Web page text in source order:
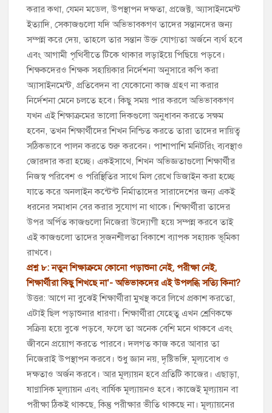
করার কথা, যেমন মডেল, উপস্থাপন দক্ষতা, প্রজেক্ট, অ্যাসাইনমেন্ট
ইত্যাদি, সেকাজগুলো যদি অভিভাবকগণ তাদের সন্তানদের জন্য
সম্পন্ন করে দেয়, তাহলে তার সন্তান উক্ত যোগ্যতা অর্জনে ব্যর্থ হবে
এবং আগামী পৃথিবীতে টিকে থাকার লড়াইয়ে পিছিয়ে পড়বে।
শিক্ষকদেরও শিক্ষক সহায়িকার নির্দেশনা অনুসারে কপি করা
অ্যাসাইনমেন্ট, প্রতিবেদন বা যেকোনো কাজ গ্রহণ না করার
নির্দেশনা মেনে চলতে হবে। কিছু সময় পার করলে অভিভাবকগণ
যখন এই শিক্ষাক্রমের ভালো দিকগুলো অনুধাবন করতে সক্ষম
হবেন, তখন শিক্ষার্থীদের শিখন নিশ্চিত করতে তারা তাদের দায়িত্ব
সঠিকভাবে পালন করতে শুরু করবেন। পাশাপাশি মনিটরিং ব্যবস্থাও
জোরদার করা হচ্ছে। একইসাথে, শিখন অভিজ্ঞতাগুলো শিক্ষার্থীর
নিজস্ব পরিবেশ ও পরিস্থিতির সাথে মিল রেখে ডিজাইন করা হচ্ছে
যাতে করে অনলাইন কন্টেন্ট নির্মাতাদের সারাদেশের জন্য একই
ধরনের সমাধান বের করার সুযোগ না থাকে। শিক্ষার্থীরা তাদের
উপর অর্পিত কাজগুলো নিজেরা উদ্যোগী হয়ে সম্পন্ন করবে তাই
এই কাজগুলো তাদের সৃজনশীলতা বিকাশে ব্যাপক সহায়ক ভূমিকা
রাখবে।
প্রশ্ন ৮: নতুন শিক্ষাক্রমে কোনো পড়াশুনা নেই, পরীক্ষা নেই,
শিক্ষার্থীরা কিছু শিখছে না’- অভিভাকদের এই উপলব্ধি সত্যি কিনা?
উত্তর: আগে না বুঝেই শিক্ষার্থীরা মুখস্থ করে লিখে প্রকাশ করতো,
এটাই ছিল পড়াশুনার ধারণা। শিক্ষার্থীরা যেহেতু এখন শ্রেণিকক্ষে
সক্রিয় হয়ে বুঝে পড়বে, ফলে তা অনেক বেশি মনে থাকবে এবং
জীবনে প্রয়োগ করতে পারবে। দলগত কাজ করে আবার তা
নিজেরাই উপস্থাপন করবে। শুধু জ্ঞান নয়, দৃষ্টিভঙ্গি, মূল্যবোধ ও
দক্ষতাও অর্জন করবে। আর মূল্যায়ন হবে প্রতিটি কাজের। এছাড়া,
ষাণ্মাসিক মূল্যায়ন এবং বার্ষিক মূল্যায়নও হবে। কাজেই মূল্যায়ন বা
পরীক্ষা ঠিকই থাকছে, কিন্তু পরীক্ষার ভীতি থাকছে না। মূল্যায়নের